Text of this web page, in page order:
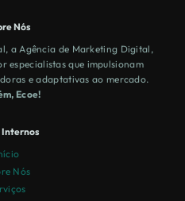
Nós
a Agência de Marketing Digital,
especialistas que impulsionam
e adaptativas ao mercado.
Ecoe!
Internos
Nós